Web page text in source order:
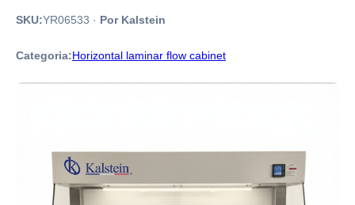
SKU:YR06533 · Por Kalstein
Categoria:Horizontal laminar flow cabinet